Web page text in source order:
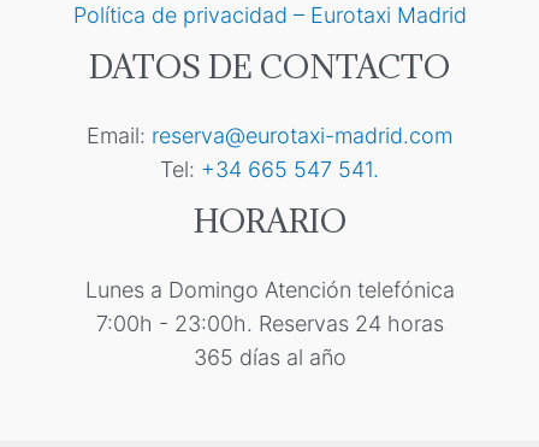
Política de privacidad – Eurotaxi Madrid
DATOS DE CONTACTO
Email: reserva@eurotaxi-madrid.com
Tel: +34 665 547 541.
HORARIO
Lunes a Domingo Atención telefónica
7:00h - 23:00h. Reservas 24 horas
365 días al año